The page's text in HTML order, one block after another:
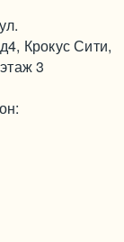
Крокус Сити,
3